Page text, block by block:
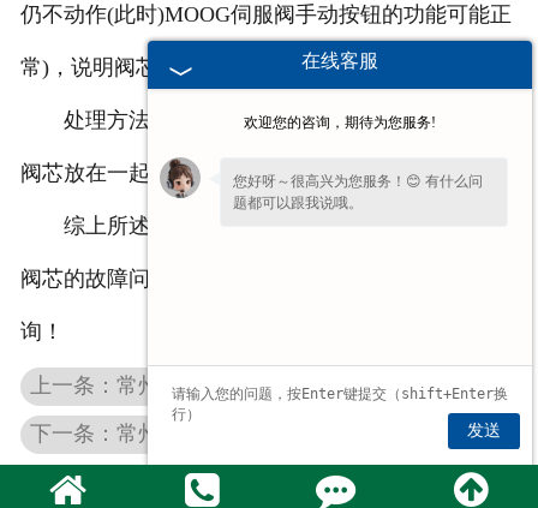
仍不动作(此时)MOOG伺服阀手动按钮的功能可能正
常)，说明阀芯不好。
处理方法：请修理或更换阀芯，或简单地将整个
阀芯放在一起MOOG全部更换伺服阀。
综上所述是穆格伺服维修厂家和大家分享的关于
阀芯的故障问题，如果您还有其他问题，欢迎致电详
询！
上一条：常州比例阀维修常用哪几种方法？
下一条：常州伺服阀维修厂家为您介绍伺服系统的分类
在线客服
欢迎您的咨询，期待为您服务!
您好呀～很高兴为您服务！😊 有什么问
题都可以跟我说哦。
发送